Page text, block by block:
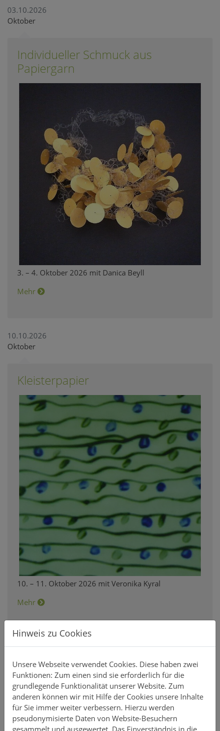
03.10.2026
Oktober
Individueller Schmuck aus
Papiergarn
3. – 4. Oktober 2026 mit Danica Beyll
Mehr
10.10.2026
Oktober
Kleisterpapier
10. – 11. Oktober 2026 mit Veronika Kyral
Mehr
16.10.2026
Erstellen eines eigenen
Stempelsatzes
Hinweis zu Cookies
Unsere Webseite verwendet Cookies. Diese haben zwei
Funktionen: Zum einen sind sie erforderlich für die
grundlegende Funktionalität unserer Website. Zum
anderen können wir mit Hilfe der Cookies unsere Inhalte
für Sie immer weiter verbessern. Hierzu werden
pseudonymisierte Daten von Website-Besuchern
gesammelt und ausgewertet. Das Einverständnis in die